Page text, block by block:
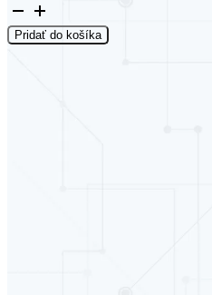
Pridať do košíka